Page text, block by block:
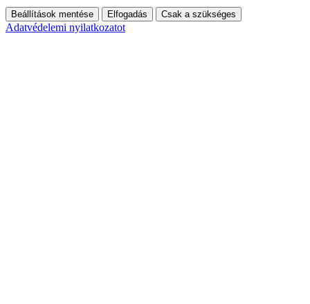
Beállítások mentése Elfogadás Csak a szükséges
Adatvédelemi nyilatkozatot